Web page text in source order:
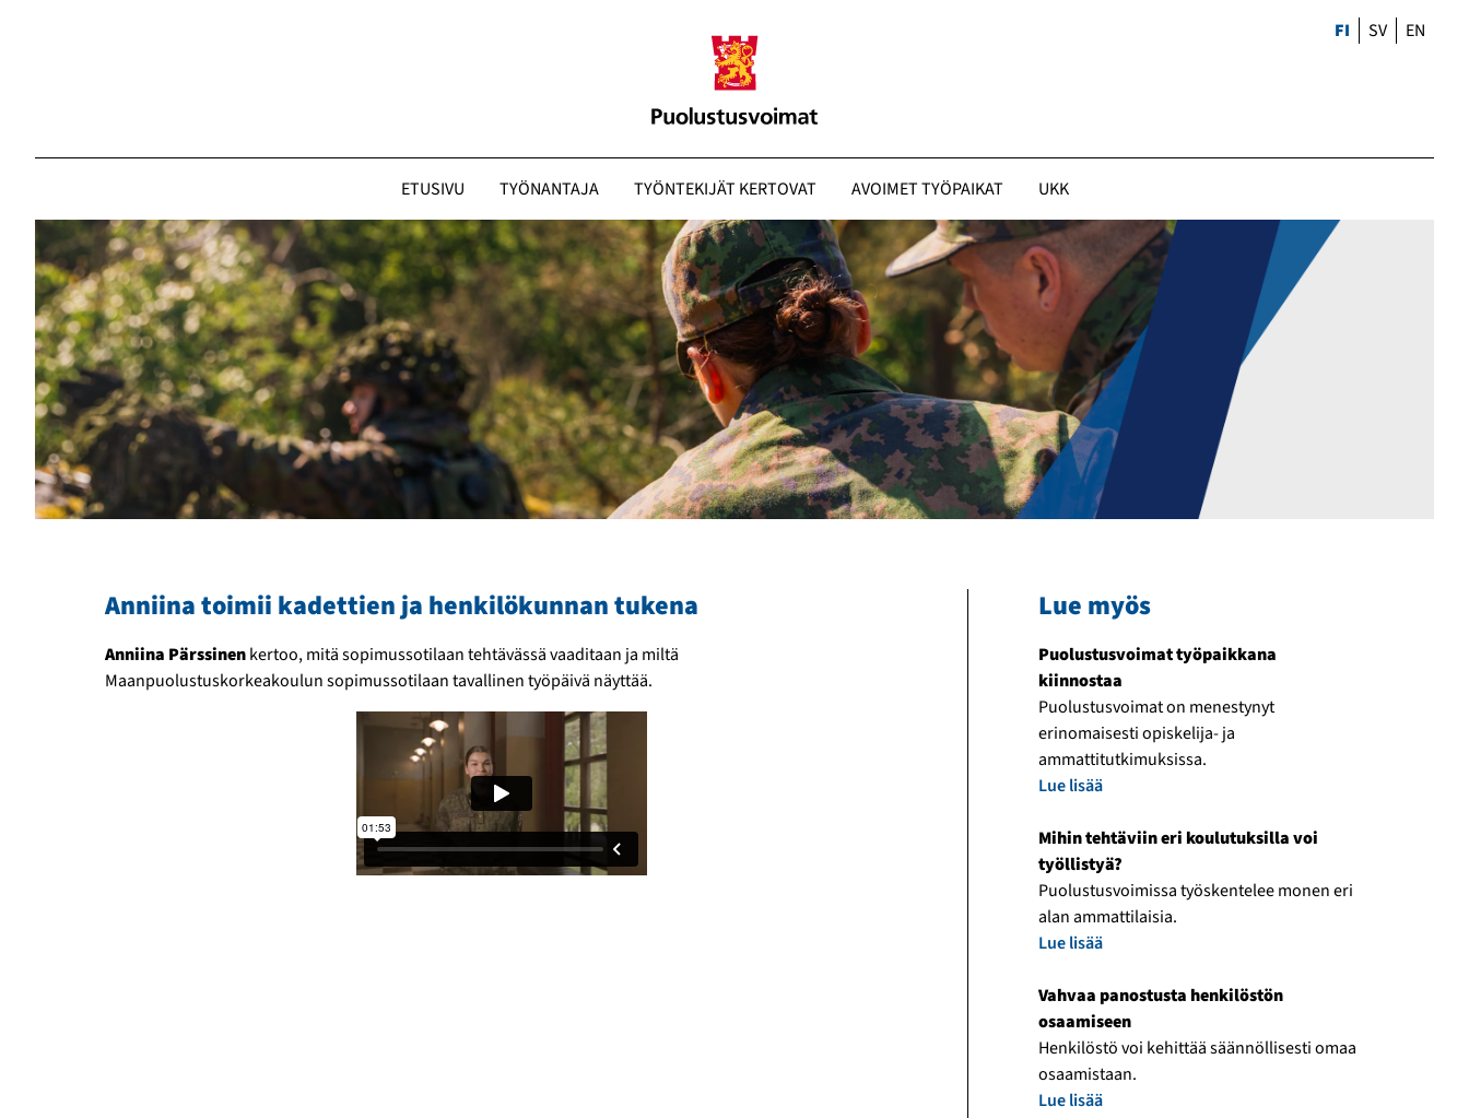
ETUSIVU TYÖNANTAJA TYÖNTEKIJÄT KERTOVAT AVOIMET TYÖPAIKAT UKK
FI SV EN
Anniina toimii kadettien ja henkilökunnan tukena
Anniina Pärssinenkertoo, mitä sopimussotilaan tehtävässä vaaditaan ja miltä
Maanpuolustuskorkeakoulun sopimussotilaan tavallinen työpäivä näyttää.
Lue myös
Puolustusvoimat työpaikkana
kiinnostaa
Puolustusvoimat on menestynyt
erinomaisesti opiskelija- ja
ammattitutkimuksissa.
Lue lisää
Mihin tehtäviin eri koulutuksilla voi
työllistyä?
Puolustusvoimissa työskentelee monen eri
alan ammattilaisia.
Lue lisää
Vahvaa panostusta henkilöstön
osaamiseen
Henkilöstö voi kehittää säännöllisesti omaa
osaamistaan.
Lue lisää